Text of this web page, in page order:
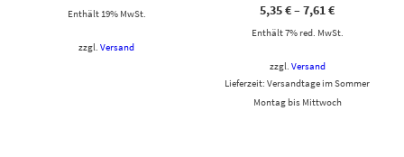
Enthält 19% MwSt.
zzgl.Versand
5,35€–7,61€
Enthält 7% red. MwSt.
zzgl. Versand
Lieferzeit: Versandtage im Sommer
Montag bis Mittwoch